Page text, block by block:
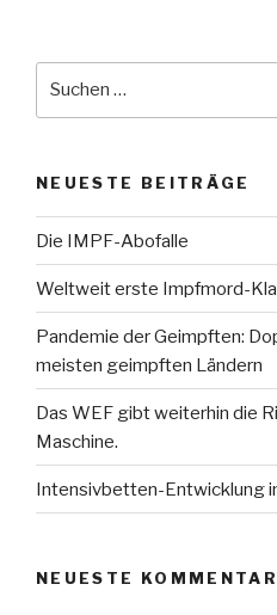
NEUESTE BEITRÄGE
Die IMPF-Abofalle
Weltweit erste Impfmord-
Pandemie der Geimpften:
meisten geimpften Ländern
Das WEF gibt weiterhin die
Maschine.
Intensivbetten-Entwicklung
NEUESTE